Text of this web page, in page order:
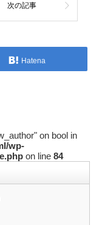
次の記事
Hatena
on bool in
wp-
on line 84